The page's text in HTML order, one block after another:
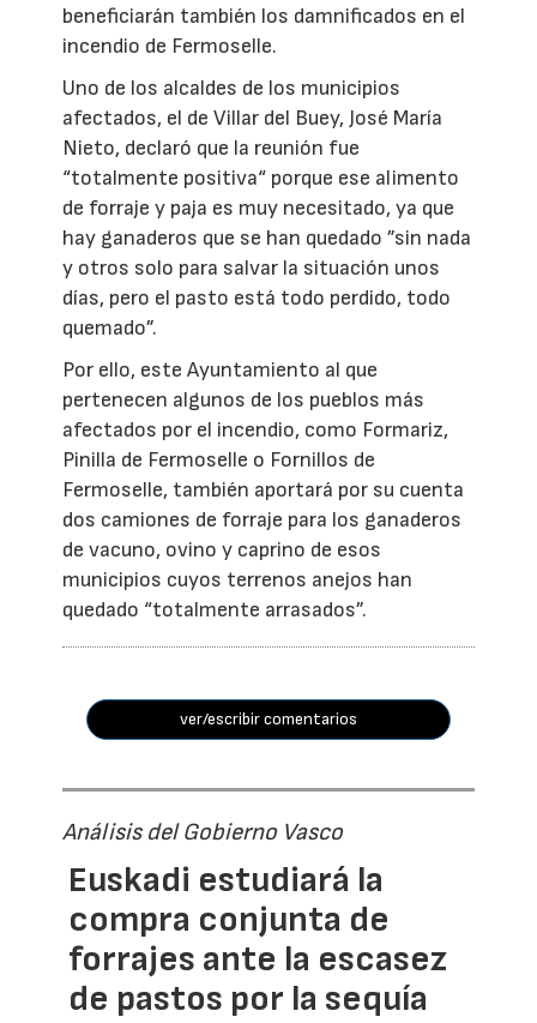
beneficiarán también los damnificados en el
incendio de Fermoselle.
Uno de los alcaldes de los municipios
afectados, el de Villar del Buey, José María
Nieto, declaró que la reunión fue
“totalmente positiva“ porque ese alimento
de forraje y paja es muy necesitado, ya que
hay ganaderos que se han quedado ”sin nada
y otros solo para salvar la situación unos
días, pero el pasto está todo perdido, todo
quemado”.
Por ello, este Ayuntamiento al que
pertenecen algunos de los pueblos más
afectados por el incendio, como Formariz,
Pinilla de Fermoselle o Fornillos de
Fermoselle, también aportará por su cuenta
dos camiones de forraje para los ganaderos
de vacuno, ovino y caprino de esos
municipios cuyos terrenos anejos han
quedado “totalmente arrasados”.
ver/escribir comentarios
Análisis del Gobierno Vasco
Euskadi estudiará la
compra conjunta de
forrajes ante la escasez
de pastos por la sequía